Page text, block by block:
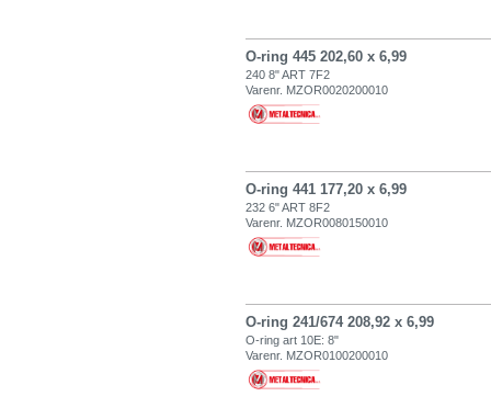
O-ring 445 202,60 x 6,99
240 8" ART 7F2
Varenr. MZOR0020200010
O-ring 441 177,20 x 6,99
232 6" ART 8F2
Varenr. MZOR0080150010
O-ring 241/674 208,92 x 6,99
O-ring art 10E: 8"
Varenr. MZOR0100200010